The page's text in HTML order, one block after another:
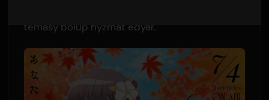
temasy bolup hyzmat edýär.